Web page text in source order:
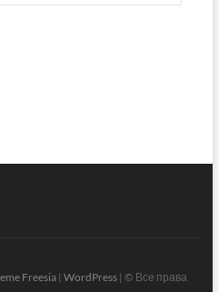
Freesia| WordPress| © Все права